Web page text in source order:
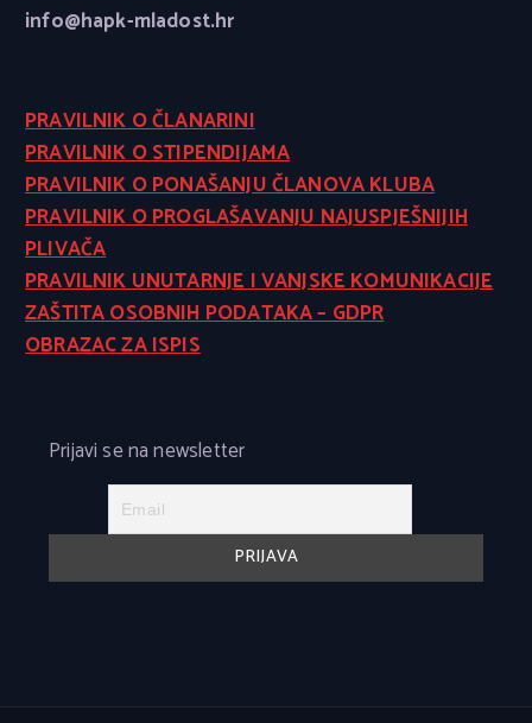
info@hapk-mladost.hr
PRAVILNIK O ČLANARINI
PRAVILNIK O STIPENDIJAMA
PRAVILNIK O PONAŠANJU ČLANOVA KLUBA
PRAVILNIK O PROGLAŠAVANJU NAJUSPJEŠNIJIH
PLIVAČA
PRAVILNIK UNUTARNJE I VANJSKE KOMUNIKACIJE
ZAŠTITA OSOBNIH PODATAKA – GDPR
OBRAZAC ZA ISPIS
Prijavi se na newsletter